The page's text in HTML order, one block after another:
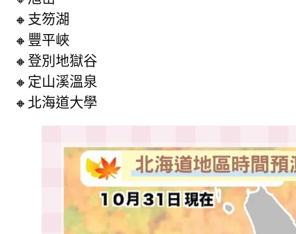
🔸支笏湖
🔸豐平峽
🔸登別地獄谷
🔸定山溪溫泉
🔸北海道大學